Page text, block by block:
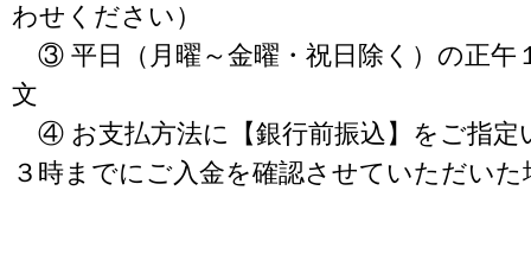
わせください）
③ 平日（月曜～金曜・祝日除く）の正午
文
④ お支払方法に【銀行前振込】をご指定
３時までにご入金を確認させていただいた